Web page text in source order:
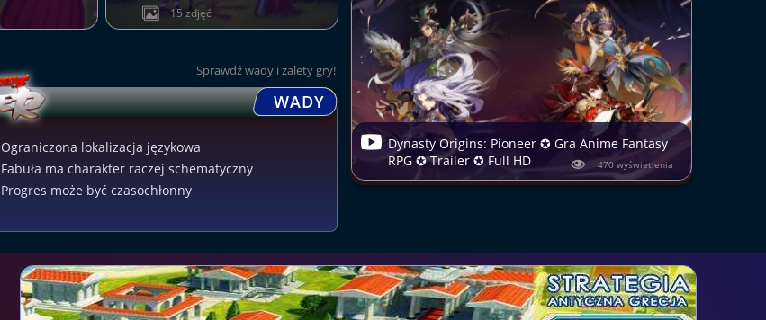
15 zdjęć
Sprawdź wady i zalety gry!
WADY
Ograniczona lokalizacja językowa
Fabuła ma charakter raczej schematyczny
Progres może być czasochłonny
Dynasty Origins: Pioneer ✪ Gra Anime Fantasy
RPG ✪ Trailer ✪ Full HD
470 wyświetlenia